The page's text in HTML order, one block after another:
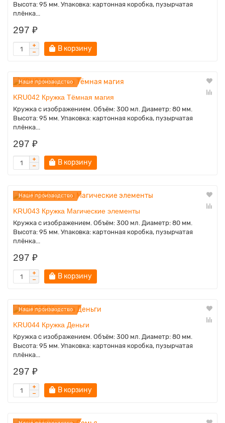
Высота: 95 мм. Упаковка: картонная коробка, пузырчатая
плёнка...
297 ₽
В корзину
Наше производство
KRU042 Кружка Тёмная магия
Кружка с изображением. Объём: 300 мл. Диаметр: 80 мм.
Высота: 95 мм. Упаковка: картонная коробка, пузырчатая
плёнка...
297 ₽
В корзину
Наше производство
KRU043 Кружка Магические элементы
Кружка с изображением. Объём: 300 мл. Диаметр: 80 мм.
Высота: 95 мм. Упаковка: картонная коробка, пузырчатая
плёнка...
297 ₽
В корзину
Наше производство
KRU044 Кружка Деньги
Кружка с изображением. Объём: 300 мл. Диаметр: 80 мм.
Высота: 95 мм. Упаковка: картонная коробка, пузырчатая
плёнка...
297 ₽
В корзину